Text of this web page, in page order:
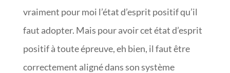
vraiment pour moi l’état d’esprit positif qu’il
faut adopter. Mais pour avoir cet état d’esprit
positif à toute épreuve, eh bien, il faut être
correctement aligné dans son système